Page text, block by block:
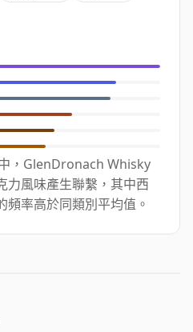
，GlenDronach Whisky
力風味產生聯繫，其中西
頻率高於同類別平均值。